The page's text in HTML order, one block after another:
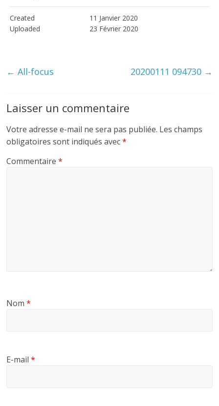
Created
11 Janvier 2020
Uploaded
23 Février 2020
← All-focus 20200111 094730 →
Laisser un commentaire
Votre adresse e-mail ne sera pas publiée. Les champs
obligatoires sont indiqués avec*
Commentaire*
Nom*
E-mail*